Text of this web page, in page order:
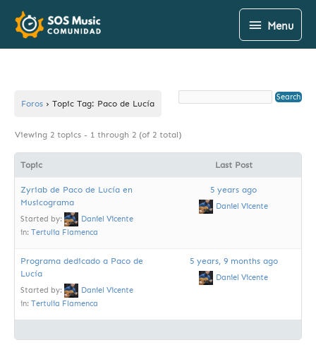
content
Menu
Menu
Foros › Topic Tag: Paco de Lucía
Viewing 2 topics - 1 through 2 (of 2 total)
Topic Last Post
Zyriab de Paco de Lucía en
Musicograma
Started by:
Daniel Vicente
in: Tertulia Flamenca
5 years ago
Daniel Vicente
Programa dedicado a Paco de
Lucía
Started by:
Daniel Vicente
in: Tertulia Flamenca
5 years, 9 months ago
Daniel Vicente